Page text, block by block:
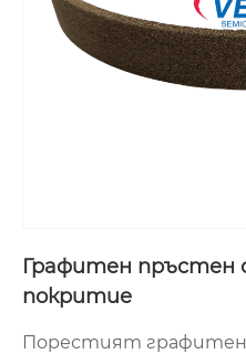
Графитен пръстен
покритие
Порестият